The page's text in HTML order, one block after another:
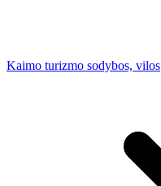
Kaimo turizmo sodybos, vilos